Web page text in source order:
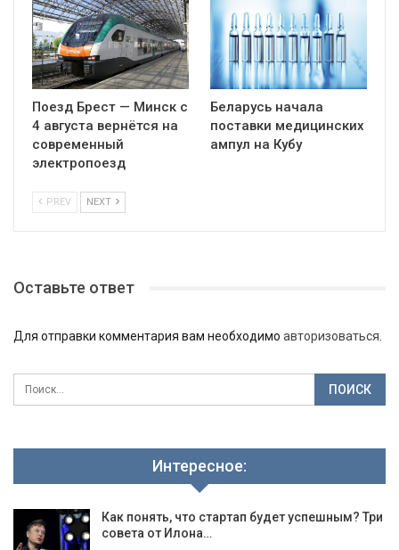
Поезд Брест — Минск с
4 августа вернётся на
современный
электропоезд
Беларусь начала
поставки медицинских
ампул на Кубу
PREV NEXT
Оставьте ответ
Для отправки комментария вам необходимо авторизоваться
Интересное:
Как понять, что стартап будет успешным? Три
совета от Илона…